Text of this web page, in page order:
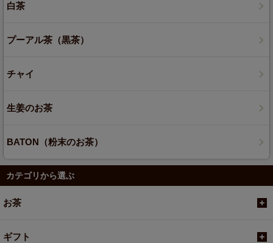
白茶
プーアル茶（黒茶）
チャイ
生姜のお茶
BATON（粉末のお茶）
カテゴリから選ぶ
お茶
ギフト